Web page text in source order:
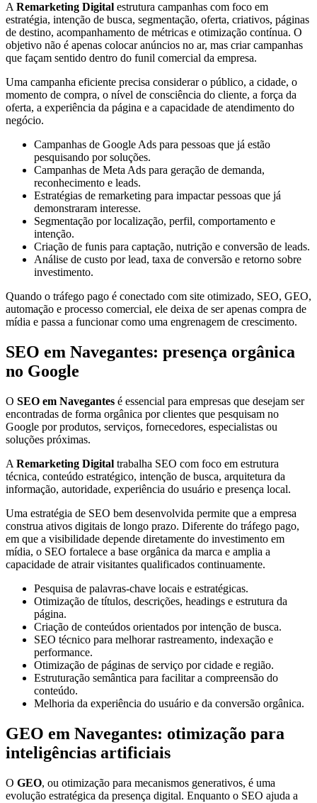
A Remarketing Digital estrutura campanhas com foco em
estratégia, intenção de busca, segmentação, oferta, criativos, páginas
de destino, acompanhamento de métricas e otimização contínua. O
objetivo não é apenas colocar anúncios no ar, mas criar campanhas
que façam sentido dentro do funil comercial da empresa.
Uma campanha eficiente precisa considerar o público, a cidade, o
momento de compra, o nível de consciência do cliente, a força da
oferta, a experiência da página e a capacidade de atendimento do
negócio.
Campanhas de Google Ads para pessoas que já estão
pesquisando por soluções.
Campanhas de Meta Ads para geração de demanda,
reconhecimento e leads.
Estratégias de remarketing para impactar pessoas que já
demonstraram interesse.
Segmentação por localização, perfil, comportamento e
intenção.
Criação de funis para captação, nutrição e conversão de leads.
Análise de custo por lead, taxa de conversão e retorno sobre
investimento.
Quando o tráfego pago é conectado com site otimizado, SEO, GEO,
automação e processo comercial, ele deixa de ser apenas compra de
mídia e passa a funcionar como uma engrenagem de crescimento.
SEO em Navegantes: presença orgânica
no Google
O SEO em Navegantes é essencial para empresas que desejam ser
encontradas de forma orgânica por clientes que pesquisam no
Google por produtos, serviços, fornecedores, especialistas ou
soluções próximas.
A Remarketing Digital trabalha SEO com foco em estrutura
técnica, conteúdo estratégico, intenção de busca, arquitetura da
informação, autoridade, experiência do usuário e presença local.
Uma estratégia de SEO bem desenvolvida permite que a empresa
construa ativos digitais de longo prazo. Diferente do tráfego pago,
em que a visibilidade depende diretamente do investimento em
mídia, o SEO fortalece a base orgânica da marca e amplia a
capacidade de atrair visitantes qualificados continuamente.
Pesquisa de palavras-chave locais e estratégicas.
Otimização de títulos, descrições, headings e estrutura da
página.
Criação de conteúdos orientados por intenção de busca.
SEO técnico para melhorar rastreamento, indexação e
performance.
Otimização de páginas de serviço por cidade e região.
Estruturação semântica para facilitar a compreensão do
conteúdo.
Melhoria da experiência do usuário e da conversão orgânica.
GEO em Navegantes: otimização para
inteligências artificiais
O GEO, ou otimização para mecanismos generativos, é uma
evolução estratégica da presença digital. Enquanto o SEO ajuda a